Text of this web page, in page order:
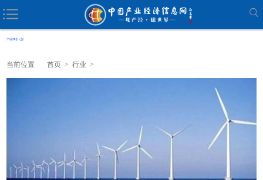
当前位置 首页 > 行业 >